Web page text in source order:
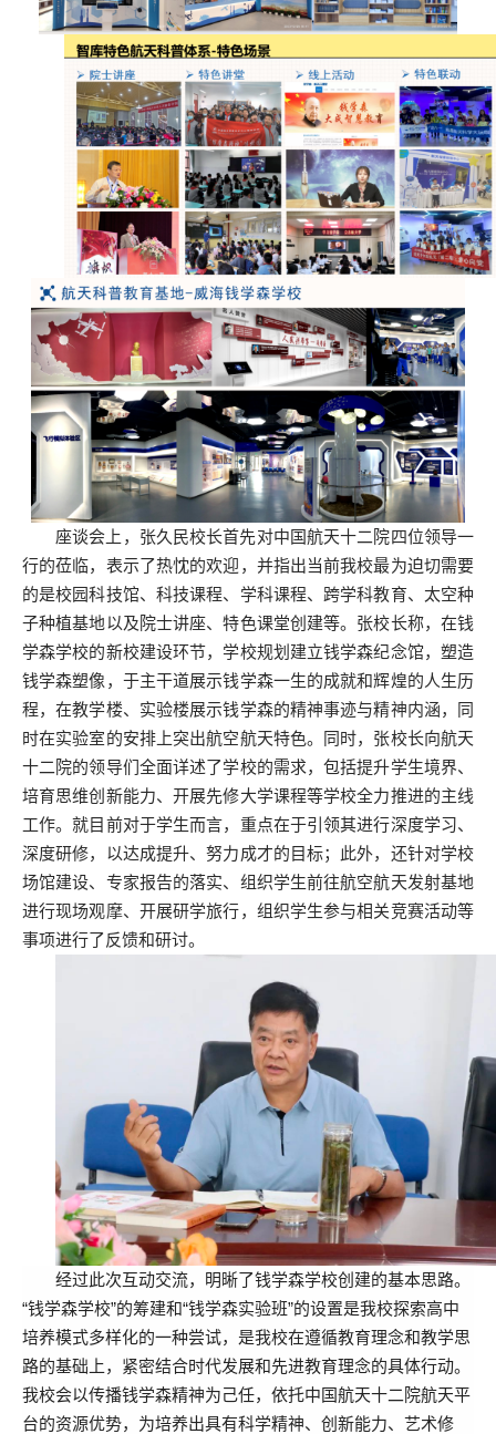
座谈会上，张久民校长首先对中国航天十二院四位领导一
行的莅临，表示了热忱的欢迎，并指出当前我校最为迫切需要
的是校园科技馆、科技课程、学科课程、跨学科教育、太空种
子种植基地以及院士讲座、特色课堂创建等。张校长称，在钱
学森学校的新校建设环节，学校规划建立钱学森纪念馆，塑造
钱学森塑像，于主干道展示钱学森一生的成就和辉煌的人生历
程，在教学楼、实验楼展示钱学森的精神事迹与精神内涵，同
时在实验室的安排上突出航空航天特色。同时，张校长向航天
十二院的领导们全面详述了学校的需求，包括提升学生境界、
培育思维创新能力、开展先修大学课程等学校全力推进的主线
工作。就目前对于学生而言，重点在于引领其进行深度学习、
深度研修，以达成提升、努力成才的目标；此外，还针对学校
场馆建设、专家报告的落实、组织学生前往航空航天发射基地
进行现场观摩、开展研学旅行，组织学生参与相关竞赛活动等
事项进行了反馈和研讨。
经过此次互动交流，明晰了钱学森学校创建的基本思路。
“钱学森学校”的筹建和“钱学森实验班”的设置是我校探索高中
培养模式多样化的一种尝试，是我校在遵循教育理念和教学思
路的基础上，紧密结合时代发展和先进教育理念的具体行动。
我校会以传播钱学森精神为己任，依托中国航天十二院航天平
台的资源优势，为培养出具有科学精神、创新能力、艺术修